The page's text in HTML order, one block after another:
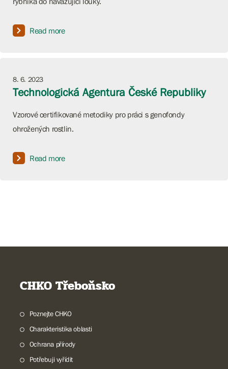
Read more
8. 6. 2023
Technologická Agentura České Republiky
Vzorové certifikované metodiky pro práci s genofondy
ohrožených rostlin.
Read more
CHKO Třeboňsko
Poznejte CHKO
Charakteristika oblasti
Ochrana přírody
Potřebuji vyřídit